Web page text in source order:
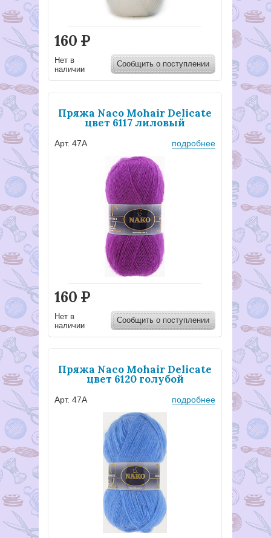
160 Р
Нет в
наличии
Сообщить о поступлении
Пряжа Naco Mohair Delicate
цвет 6117 лиловый
Арт. 47А подробнее
160 Р
Нет в
наличии
Сообщить о поступлении
Пряжа Naco Mohair Delicate
цвет 6120 голубой
Арт. 47А подробнее